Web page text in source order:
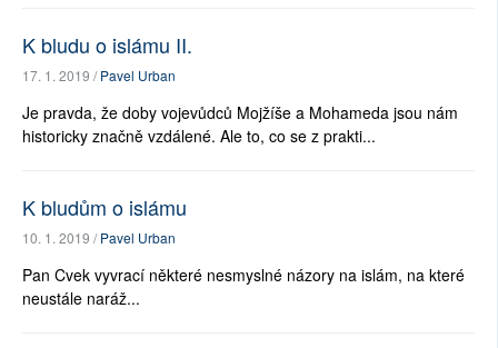
K bludu o islámu II.
17. 1. 2019 /Pavel Urban
Je pravda, že doby vojevůdců Mojžíše a Mohameda jsou nám
historicky značně vzdálené. Ale to, co se z prakti...
K bludům o islámu
10. 1. 2019 /Pavel Urban
Pan Cvek vyvrací některé nesmyslné názory na islám, na které
neustále naráž...